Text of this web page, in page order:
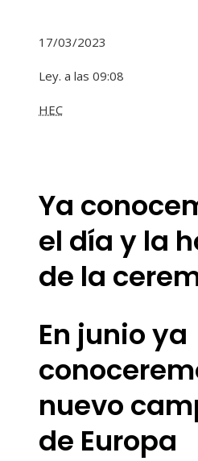
17/03/2023
Ley. a las 09:08
HEC
Ya
el día y la
de la
En junio ya
nuevo
de Europa